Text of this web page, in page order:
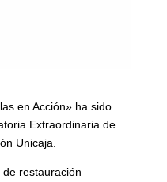
en Acción» ha sido
Extraordinaria de
Unicaja.
restauración